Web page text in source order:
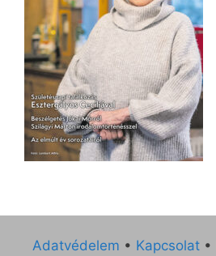
Adatvédelem • Kapcsolat •